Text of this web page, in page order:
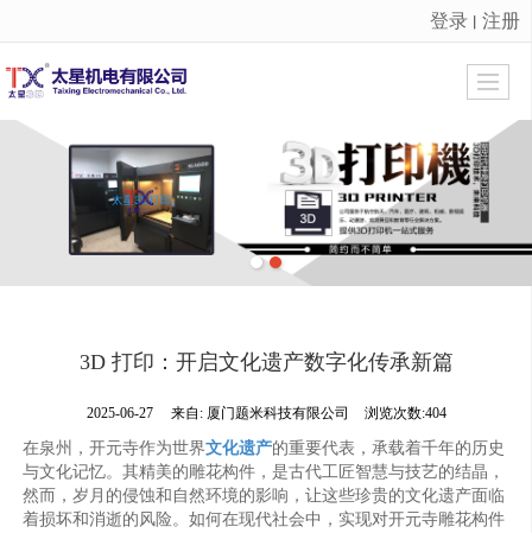
很遗憾，因您的浏览器版本过低导致无法获得最佳浏览体验，推荐下载安装谷歌浏览器！
登录 丨 注册
3D 打印：开启文化遗产数字化传承新篇
2025-06-27 来自: 厦门题米科技有限公司 浏览次数:404
在泉州，开元寺作为世界文化遗产的重要代表，承载着千年的历史
与文化记忆。其精美的雕花构件，是古代工匠智慧与技艺的结晶，
然而，岁月的侵蚀和自然环境的影响，让这些珍贵的文化遗产面临
着损坏和消逝的风险。如何在现代社会中，实现对开元寺雕花构件